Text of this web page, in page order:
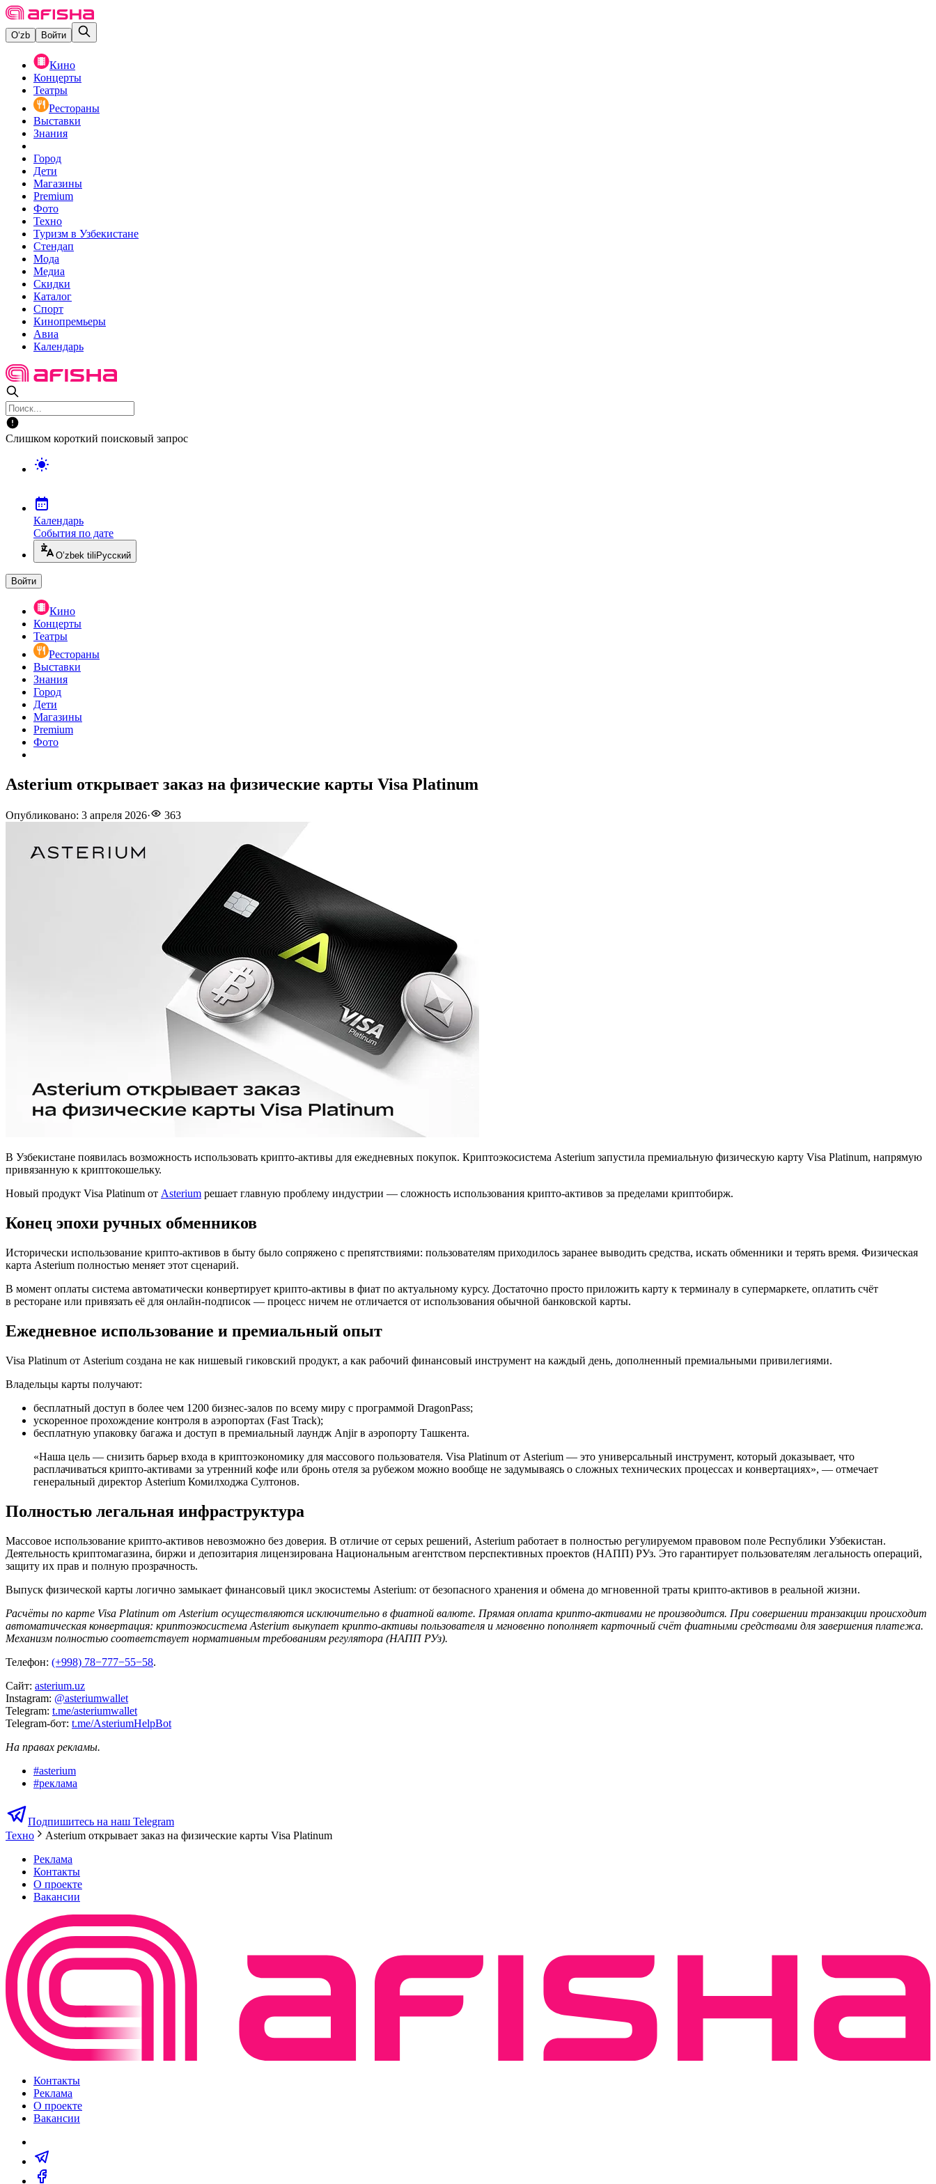
O‘zb Войти
Кино
Концерты
Театры
Рестораны
Выставки
Знания
Город
Дети
Магазины
Premium
Фото
Техно
Туризм в Узбекистане
Стендап
Мода
Медиа
Скидки
Каталог
Спорт
Кинопремьеры
Авиа
Календарь
Слишком короткий поисковый запрос
Календарь
События по дате
O’zbek tili Русский
Войти
Кино
Концерты
Театры
Рестораны
Выставки
Знания
Город
Дети
Магазины
Premium
Фото
Asterium открывает заказ на физические карты Visa Platinum
Опубликовано: 3 апреля 2026· 363
В Узбекистане появилась возможность использовать крипто-активы для ежедневных покупок. Криптоэкосистема Asterium запустила премиальную физическую карту Visa Platinum, напрямую
привязанную к криптокошельку.
Новый продукт Visa Platinum от Asterium решает главную проблему индустрии — сложность использования крипто-активов за пределами криптобирж.
Конец эпохи ручных обменников
Исторически использование крипто-активов в быту было сопряжено с препятствиями: пользователям приходилось заранее выводить средства, искать обменники и терять время. Физическая
карта Asterium полностью меняет этот сценарий.
В момент оплаты система автоматически конвертирует крипто-активы в фиат по актуальному курсу. Достаточно просто приложить карту к терминалу в супермаркете, оплатить счёт
в ресторане или привязать её для онлайн-подписок — процесс ничем не отличается от использования обычной банковской карты.
Ежедневное использование и премиальный опыт
Visa Platinum от Asterium создана не как нишевый гиковский продукт, а как рабочий финансовый инструмент на каждый день, дополненный премиальными привилегиями.
Владельцы карты получают:
бесплатный доступ в более чем 1200 бизнес-залов по всему миру с программой DragonPass;
ускоренное прохождение контроля в аэропортах (Fast Track);
бесплатную упаковку багажа и доступ в премиальный лаундж Anjir в аэропорту Ташкента.
«Наша цель — снизить барьер входа в криптоэкономику для массового пользователя. Visa Platinum от Asterium — это универсальный инструмент, который доказывает, что
расплачиваться крипто-активами за утренний кофе или бронь отеля за рубежом можно вообще не задумываясь о сложных технических процессах и конвертациях», — отмечает
генеральный директор Asterium Комилходжа Султонов.
Полностью легальная инфраструктура
Массовое использование крипто-активов невозможно без доверия. В отличие от серых решений, Asterium работает в полностью регулируемом правовом поле Республики Узбекистан.
Деятельность криптомагазина, биржи и депозитария лицензирована Национальным агентством перспективных проектов (НАПП) РУз. Это гарантирует пользователям легальность операций,
защиту их прав и полную прозрачность.
Выпуск физической карты логично замыкает финансовый цикл экосистемы Asterium: от безопасного хранения и обмена до мгновенной траты крипто-активов в реальной жизни.
Расчёты по карте Visa Platinum от Asterium осуществляются исключительно в фиатной валюте. Прямая оплата крипто-активами не производится. При совершении транзакции происходит
автоматическая конвертация: криптоэкосистема Asterium выкупает крипто-активы пользователя и мгновенно пополняет карточный счёт фиатными средствами для завершения платежа.
Механизм полностью соответствует нормативным требованиям регулятора (НАПП РУз).
Телефон: (+998) 78−777−55−58.
Сайт: asterium.uz
Instagram: @asteriumwallet
Telegram: t.me/asteriumwallet
Telegram-бот: t.me/AsteriumHelpBot
На правах рекламы.
#asterium
#реклама
Подпишитесь на наш Telegram
Техно
Asterium открывает заказ на физические карты Visa Platinum
Реклама
Контакты
О проекте
Вакансии
Контакты
Реклама
О проекте
Вакансии